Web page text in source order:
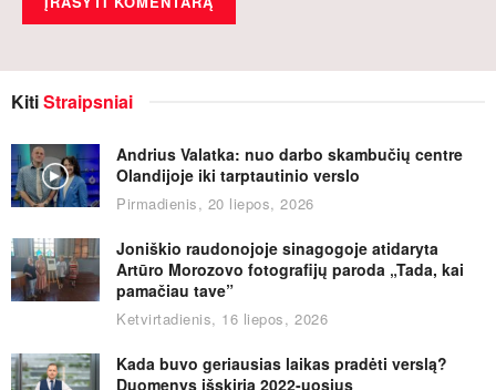
KitiStraipsniai
Andrius Valatka: nuo darbo skambučių centre
Olandijoje iki tarptautinio verslo
Pirmadienis, 20 liepos, 2026
Joniškio raudonojoje sinagogoje atidaryta
Artūro Morozovo fotografijų paroda „Tada, kai
pamačiau tave”
Ketvirtadienis, 16 liepos, 2026
Kada buvo geriausias laikas pradėti verslą?
Duomenys išskiria 2022-uosius